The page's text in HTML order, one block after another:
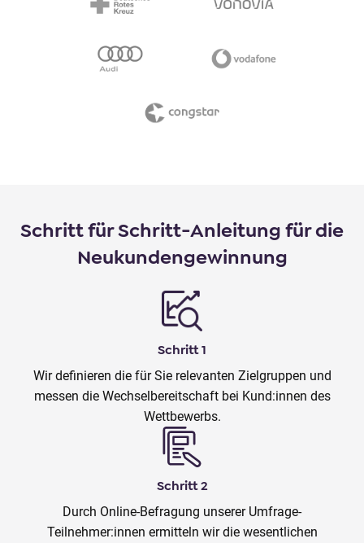
Schritt für Schritt-Anleitung für die
Neukundengewinnung
Schritt 1
Wir definieren die für Sie relevanten Zielgruppen und
messen die Wechselbereitschaft bei Kund:innen des
Wettbewerbs.
Schritt 2
Durch Online-Befragung unserer Umfrage-
Teilnehmer:innen ermitteln wir die wesentlichen